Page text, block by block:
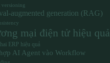
versioning
augmented generation (RAG)
mại điện tử hiệu quả
ERP hiệu quả
AI Agent vào Workflow